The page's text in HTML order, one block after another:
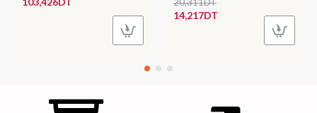
14,217DT